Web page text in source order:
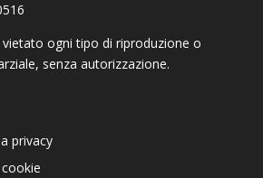
vietato ogni tipo di riproduzione o
senza autorizzazione.
privacy